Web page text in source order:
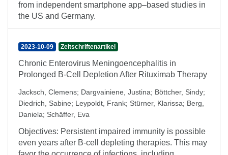
from independent smartphone app–based studies in
the US and Germany.
2023-10-09 Zeitschriftenartikel
Chronic Enterovirus Meningoencephalitis in
Prolonged B-Cell Depletion After Rituximab Therapy
Jacksch, Clemens; Dargvainiene, Justina; Böttcher, Sindy;
Diedrich, Sabine; Leypoldt, Frank; Stürner, Klarissa; Berg,
Daniela; Schäffer, Eva
Objectives: Persistent impaired immunity is possible
even years after B-cell depleting therapies. This may